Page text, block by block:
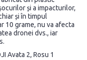
și a impacturilor,
și în timpul
10 grame, nu va afecta
dronei dvs., iar